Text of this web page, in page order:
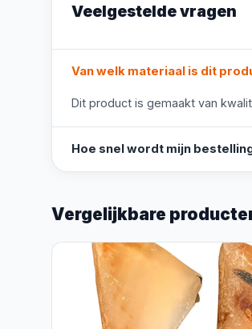
Veelgestelde vragen
Van welk materiaal is dit
Dit product is gemaakt van
Hoe snel wordt mijn
Vergelijkbare